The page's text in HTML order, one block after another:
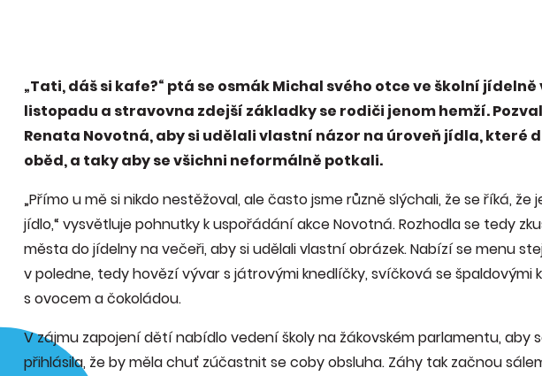
„Tati, dáš si kafe?“ ptá se osmák Michal svého otce ve školní
listopadu a stravovna zdejší základky se rodiči jenom hemží.
Renata Novotná, aby si udělali vlastní názor na úroveň jídla, které
oběd, a taky aby se všichni neformálně potkali.
„Přímo u mě si nikdo nestěžoval, ale často jsme různě slýchali, že se říká,
jídlo,“ vysvětluje pohnutky k uspořádání akce Novotná. Rozhodla se tedy
města do jídelny na večeři, aby si udělali vlastní obrázek. Nabízí se menu
v poledne, tedy hovězí vývar s játrovými knedlíčky, svíčková se
s ovocem a čokoládou.
V zájmu zapojení dětí nabídlo vedení školy na žákovském parlamentu, aby
přihlásila, že by měla chuť zúčastnit se coby obsluha. Záhy tak začnou